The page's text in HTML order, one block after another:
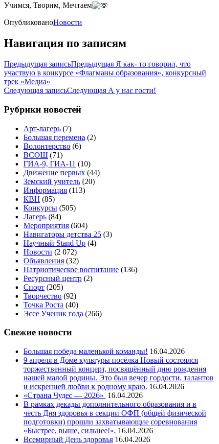
Учимся, Творим, Мечтаем
ОпубликованоНовости
Навигация по записям
Предыдущая записьПредыдущая Я как- то говорил, что
участвую в конкурсе «Флагманы образования», конкурсный
трек «Медиа»
Следующая записьСледующая А у нас гости!
Рубрики новостей
Арт-лагерь (7)
Большая перемена (2)
Волонтерство (6)
ВСОШ (71)
ГИА-9, ГИА-11 (10)
Движение первых (44)
Земский учитель (20)
Информация (113)
КВН (85)
Конкурсы (505)
Лагерь (84)
Мероприятия (604)
Навигаторы детства 25 (3)
Научный Stand Up (4)
Новости (2 072)
Объявления (32)
Патриотическое воспитание (136)
Ресурсный центр (2)
Спорт (205)
Творчество (92)
Точка Роста (40)
Эссе Ученик года (266)
Свежие новости
Большая победа маленькой команды! 16.04.2026
9 апреля в Доме культуры посёлка Новый состоялся
торжественный концерт, посвящённый дню рождения
нашей малой родины. Это был вечер гордости, талантов
и искренней любви к родному краю. 16.04.2026
«Страна Чудес — 2026» 16.04.2026
В рамках декады дополнительного образования и в
честь Дня здоровья в секции ОФП (общей физической
подготовки) прошли захватывающие соревнования
«Быстрее, выше, сильнее!». 16.04.2026
Всемирный День здоровья 16.04.2026